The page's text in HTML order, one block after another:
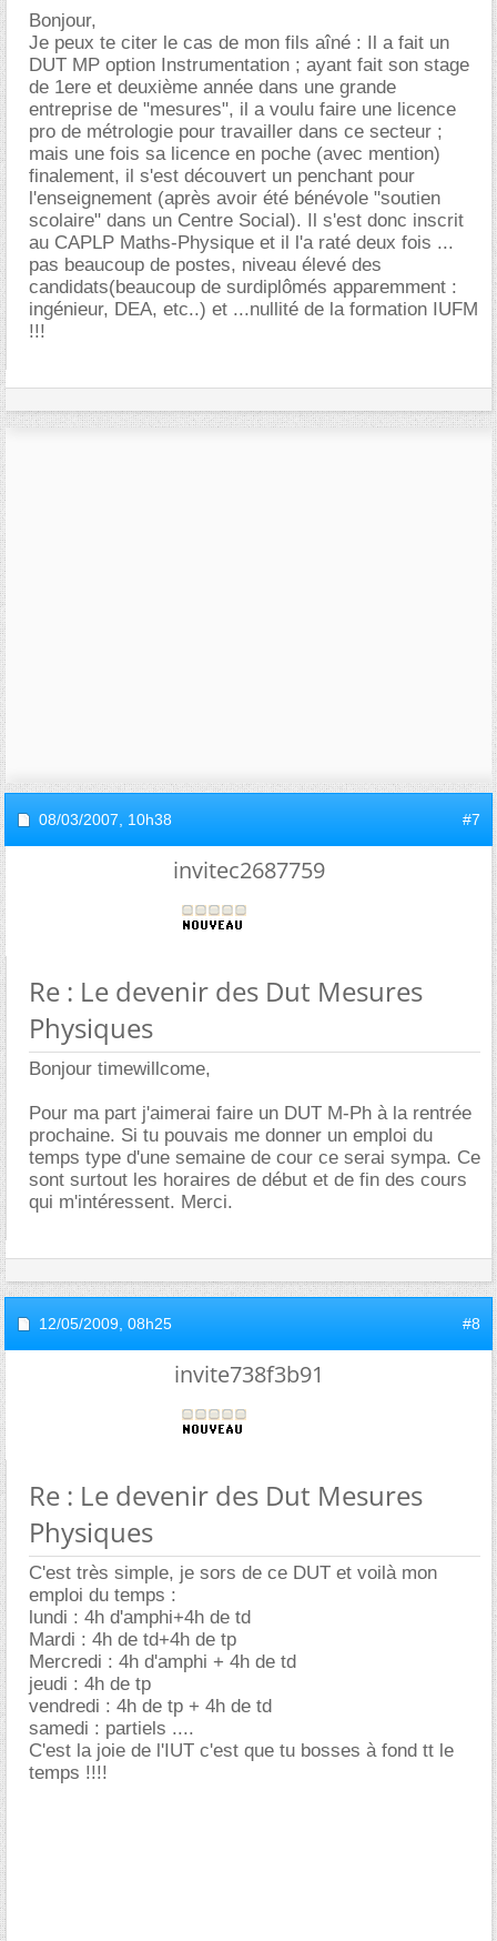
Bonjour,
Je peux te citer le cas de mon fils aîné : Il a fait un
DUT MP option Instrumentation ; ayant fait son stage
de 1ere et deuxième année dans une grande
entreprise de "mesures", il a voulu faire une licence
pro de métrologie pour travailler dans ce secteur ;
mais une fois sa licence en poche (avec mention)
finalement, il s'est découvert un penchant pour
l'enseignement (après avoir été bénévole "soutien
scolaire" dans un Centre Social). Il s'est donc inscrit
au CAPLP Maths-Physique et il l'a raté deux fois ...
pas beaucoup de postes, niveau élevé des
candidats(beaucoup de surdiplômés apparemment :
ingénieur, DEA, etc..) et ...nullité de la formation IUFM
!!!
08/03/2007, 10h38 #7
invitec2687759
Re : Le devenir des Dut Mesures
Physiques
Bonjour timewillcome,
Pour ma part j'aimerai faire un DUT M-Ph à la rentrée
prochaine. Si tu pouvais me donner un emploi du
temps type d'une semaine de cour ce serai sympa. Ce
sont surtout les horaires de début et de fin des cours
qui m'intéressent. Merci.
12/05/2009, 08h25 #8
invite738f3b91
Re : Le devenir des Dut Mesures
Physiques
C'est très simple, je sors de ce DUT et voilà mon
emploi du temps :
lundi : 4h d'amphi+4h de td
Mardi : 4h de td+4h de tp
Mercredi : 4h d'amphi + 4h de td
jeudi : 4h de tp
vendredi : 4h de tp + 4h de td
samedi : partiels ....
C'est la joie de l'IUT c'est que tu bosses à fond tt le
temps !!!!